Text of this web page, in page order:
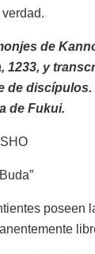
de
1233, y
de discípulos.
de Fukui.
poseen